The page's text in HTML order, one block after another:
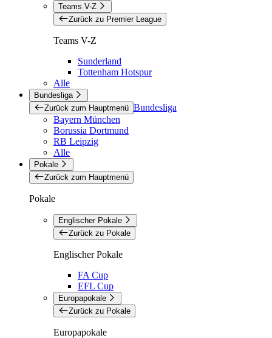
Teams V-Z
Zurück zu Premier League
Teams V-Z
Sunderland
Tottenham Hotspur
Alle
Bundesliga
Zurück zum Hauptmenü Bundesliga
Bayern München
Borussia Dortmund
RB Leipzig
Alle
Pokale
Zurück zum Hauptmenü
Pokale
Englischer Pokale
Zurück zu Pokale
Englischer Pokale
FA Cup
EFL Cup
Europapokale
Zurück zu Pokale
Europapokale